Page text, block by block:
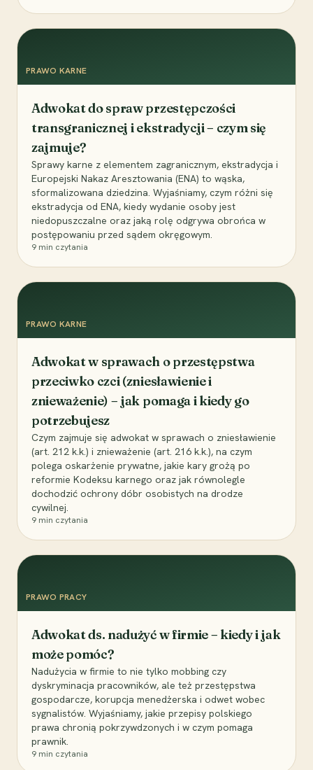
PRAWO KARNE
Adwokat do spraw przestępczości
transgranicznej i ekstradycji – czym się
zajmuje?
Sprawy karne z elementem zagranicznym, ekstradycja i
Europejski Nakaz Aresztowania (ENA) to wąska,
sformalizowana dziedzina. Wyjaśniamy, czym różni się
ekstradycja od ENA, kiedy wydanie osoby jest
niedopuszczalne oraz jaką rolę odgrywa obrońca w
postępowaniu przed sądem okręgowym.
9 min czytania
PRAWO KARNE
Adwokat w sprawach o przestępstwa
przeciwko czci (zniesławienie i
znieważenie) – jak pomaga i kiedy go
potrzebujesz
Czym zajmuje się adwokat w sprawach o zniesławienie
(art. 212 k.k.) i znieważenie (art. 216 k.k.), na czym
polega oskarżenie prywatne, jakie kary grożą po
reformie Kodeksu karnego oraz jak równolegle
dochodzić ochrony dóbr osobistych na drodze
cywilnej.
9 min czytania
PRAWO PRACY
Adwokat ds. nadużyć w firmie – kiedy i jak
może pomóc?
Nadużycia w firmie to nie tylko mobbing czy
dyskryminacja pracowników, ale też przestępstwa
gospodarcze, korupcja menedżerska i odwet wobec
sygnalistów. Wyjaśniamy, jakie przepisy polskiego
prawa chronią pokrzywdzonych i w czym pomaga
prawnik.
9 min czytania